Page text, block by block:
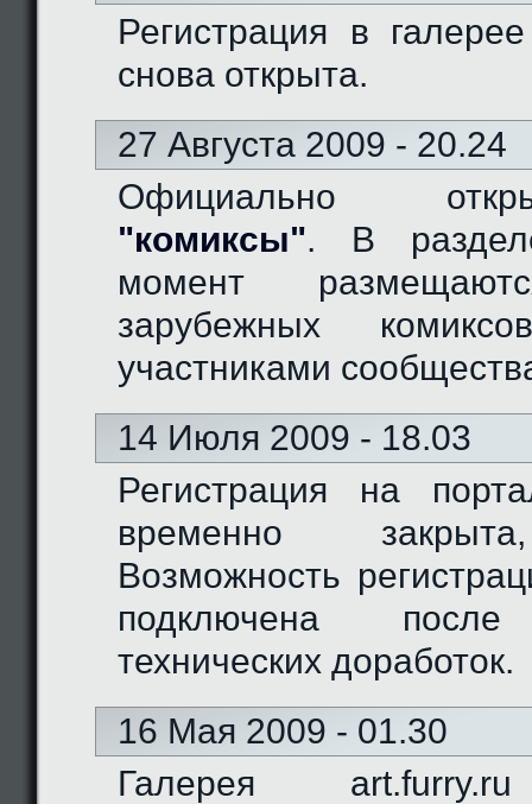
Регистрация в
снова открыта.
27 Августа 2009 - 20.24
Официально
"комиксы". В
момент
зарубежных
участниками
14 Июля 2009 - 18.03
Регистрация на
временно
Возможность
подключена после
технических доработок.
16 Мая 2009 - 01.30
Галерея